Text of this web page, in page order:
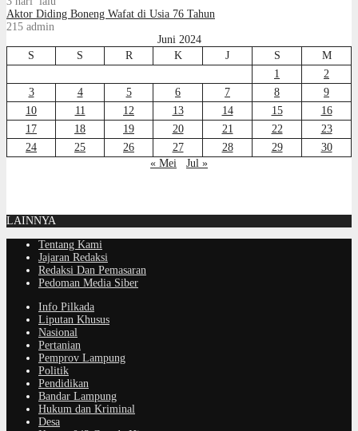
Aktor Diding Boneng Wafat di Usia 76 Tahun
215 admin
Juni 2024
S
S R K J S
M
1
2
3
4 5 6 7 8
9
10
11 12 13 14 15
16
17
18 19 20 21 22
23
24
25 26 27 28 29
30
« Mei
Jul »
LAINNYA
Tentang Kami
Jajaran Redaksi
Redaksi Dan Pemasaran
Pedoman Media Siber
Info Pilkada
Liputan Khusus
Nasional
Pertanian
Pemprov Lampung
Politik
Pendidikan
Bandar Lampung
Hukum dan Kriminal
Desa